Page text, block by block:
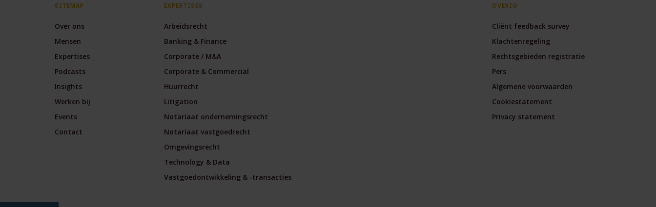
SITEMAP
Over ons
Mensen
Expertises
Podcasts
Insights
Werken bij
Events
Contact
EXPERTISES
Arbeidsrecht
Banking & Finance
Corporate / M&A
Corporate & Commercial
Huurrecht
Litigation
Notariaat ondernemingsrecht
Notariaat vastgoedrecht
Omgevingsrecht
Technology & Data
Vastgoedontwikkeling & -transacties
OVERIG
Cliënt feedback survey
Klachtenregeling
Rechtsgebieden registratie
Pers
Algemene voorwaarden
Cookiestatement
Privacy statement